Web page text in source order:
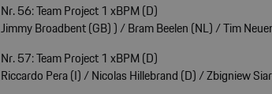
Nr. 56: Team Project 1 xBPM (D)
Jimmy Broadbent (GB) ) / Bram Beelen (NL) / Tim
Nr. 57: Team Project 1 xBPM (D)
Riccardo Pera (I) / Nicolas Hillebrand (D) / Zbigniew